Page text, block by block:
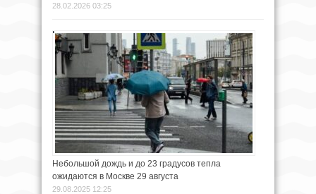
28.02.2026 03:25
Небольшой дождь и до 23 градусов тепла
ожидаются в Москве 29 августа
29.08.2025 12:25